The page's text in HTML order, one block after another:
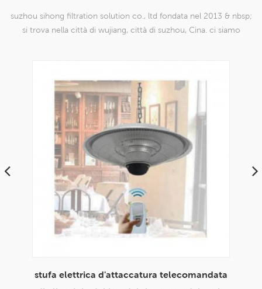
suzhou sihong filtration solution co., ltd fondata nel 2013 & nbsp;
si trova nella città di wujiang, città di suzhou, Cina. ci siamo
Stufa a fungo elettrica a forma di ombrello